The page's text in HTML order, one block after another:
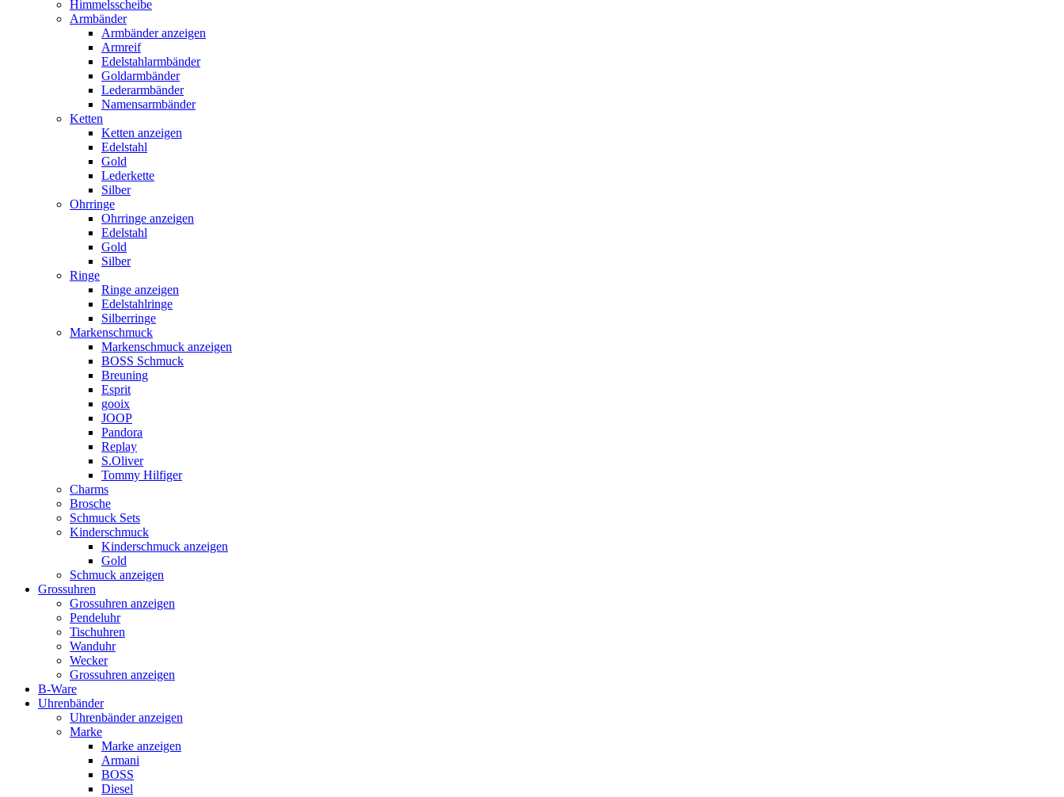
Himmelsscheibe
Armbänder
Armbänder anzeigen
Armreif
Edelstahlarmbänder
Goldarmbänder
Lederarmbänder
Namensarmbänder
Ketten
Ketten anzeigen
Edelstahl
Gold
Lederkette
Silber
Ohrringe
Ohrringe anzeigen
Edelstahl
Gold
Silber
Ringe
Ringe anzeigen
Edelstahlringe
Silberringe
Markenschmuck
Markenschmuck anzeigen
BOSS Schmuck
Breuning
Esprit
gooix
JOOP
Pandora
Replay
S.Oliver
Tommy Hilfiger
Charms
Brosche
Schmuck Sets
Kinderschmuck
Kinderschmuck anzeigen
Gold
Schmuck anzeigen
Grossuhren
Grossuhren anzeigen
Pendeluhr
Tischuhren
Wanduhr
Wecker
Grossuhren anzeigen
B-Ware
Uhrenbänder
Uhrenbänder anzeigen
Marke
Marke anzeigen
Armani
BOSS
Diesel